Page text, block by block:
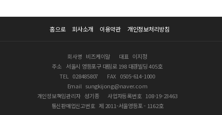
홈으로 회사소개 이용약관 개인정보처리방침
회사명 비즈케이알 대표 이지정
주소
서울시 영등포구 대림로 198 대경빌딩 405호
TEL
028485807 FAX 0505-614-1000
Email sungkijong@naver.com
개인정보책임관리자 성기종 사업자등록번호 108-19-23463
통신판매업신고번호 제 2011-서울영등포 - 1162호